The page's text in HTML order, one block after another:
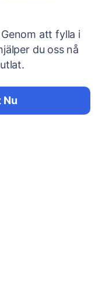
att fylla i
du oss nå
Nu